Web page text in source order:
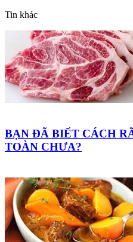
Tin khác
BẠN ĐÃ BIẾT CÁCH
TOÀN CHƯA?